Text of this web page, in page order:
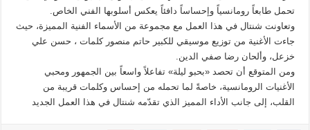
تحمل طابعاً رومانسياً وإحساساً دافئاً يعكس أسلوبها الفني الخاص.
وتعاونت شنتال في هذا العمل مع مجموعة من الأسماء الفنية المميزة، حيث
جاءت الأغنية من توزيع موسيقي للكبير حاتم منصور كلمات ، حسن علي
خزعل، وألحان رضا صفي الدين.
ومن المتوقع أن تحصد «بحبو ليلة» تفاعلاً واسعاً بين الجمهور ومحبي
الأغنيات الرومانسية، خاصةً لما تحمله من إحساس وكلمات قريبة من
القلب، إلى جانب الأداء المميز الذي تقدّمه شنتال في هذا العمل الجديد